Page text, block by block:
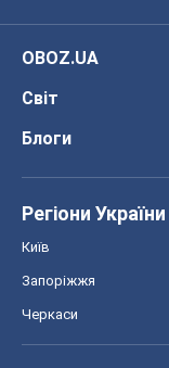
OBOZ.UA
Світ
Блоги
Регіони України
Київ
Запоріжжя
Черкаси